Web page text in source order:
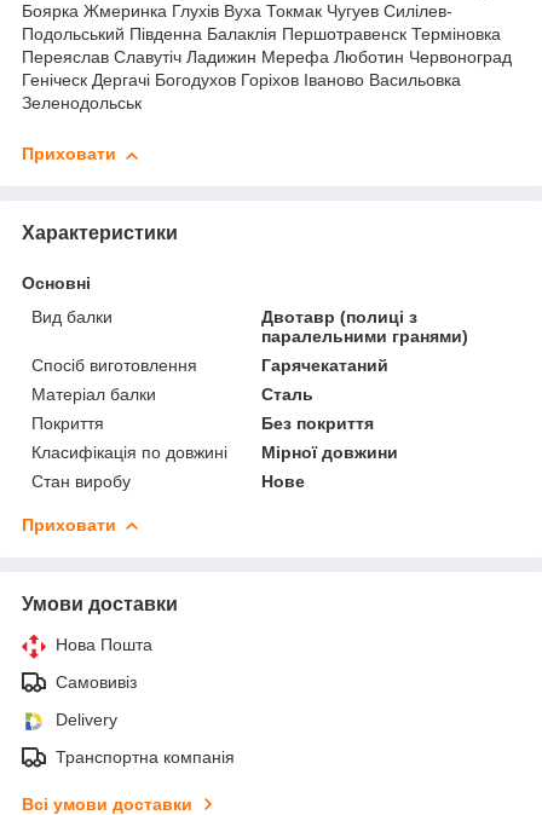
Боярка Жмеринка Глухів Вуха Токмак Чугуев Силілев-
Подольський Південна Балаклія Першотравенск Терміновка
Переяслав Славутіч Ладижин Мерефа Люботин Червоноград
Геніческ Дергачі Богодухов Горіхов Іваново Васильовка
Зеленодольськ
Приховати
Характеристики
Основні
Вид балки
Двотавр (полиці з
паралельними гранями)
Спосіб виготовлення
Гарячекатаний
Матеріал балки
Сталь
Покриття
Без покриття
Класифікація по довжині
Мірної довжини
Стан виробу
Нове
Приховати
Умови доставки
Нова Пошта
Самовивіз
Delivery
Транспортна компанія
Всі умови доставки